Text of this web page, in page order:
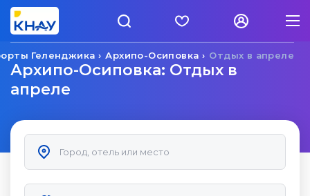
Отдых в апреле
Архипо-Осиповка
Геленджика
Архипо-Осиповка: Отдых в
апреле